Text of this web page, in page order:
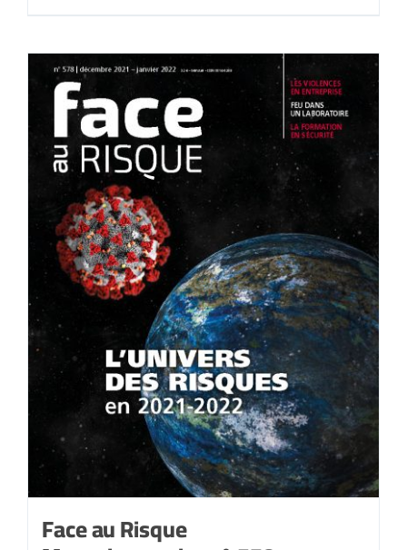
papier
n°
579
-
Février
Face au Risque